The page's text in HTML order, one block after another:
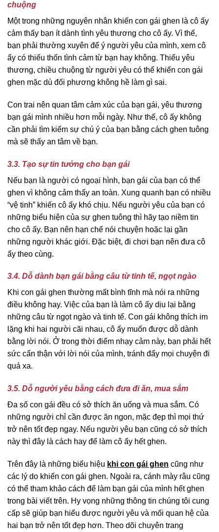
chuộng
Một trong những nguyên nhân khiến con gái ghen là cô ấy
cảm thấy bạn ít dành tình yêu thương cho cô ấy. Vì thế,
bạn phải thường xuyên để ý người yêu của mình, xem cô
ấy có thiếu thốn tình cảm từ bạn hay không. Thiếu yêu
thương, chiều chuộng từ người yêu có thể khiến con gái
ghen mặc dù đối phương không hề làm gì sai.
Con trai nên quan tâm cảm xúc của bạn gái, yêu thương
bạn gái mình nhiều hơn mỗi ngày. Như thế, cô ấy không
cần phải tìm kiếm sự chú ý của bạn bằng cách ghen tuông
mà sẽ thấy an tâm về bạn.
3.3. Tạo sự tin tưởng cho bạn gái
Nếu bạn là người có ngoại hình, bạn gái của bạn có thể
ghen vì không cảm thấy an toàn. Xung quanh bạn có nhiều
“vệ tinh” khiến cô ấy khó chịu. Nếu người yêu của bạn có
những biểu hiện của sự ghen tuông thì hãy tạo niềm tin
cho cô ấy. Bạn nên hạn chế nói chuyện hoặc lại gần
những người khác giới. Đặc biệt, đi chơi bạn nên đưa cô
ấy theo cùng.
3.4. Dỗ dành bạn gái bằng câu từ tinh tế, ngọt ngào
Khi con gái ghen thường mất bình tĩnh mà nói ra những
điều không hay. Việc của bạn là làm cô ấy dịu lại bằng
những câu từ ngọt ngào và tinh tế. Con gái không thích im
lặng khi hai người cãi nhau, cô ấy muốn được dỗ dành
bằng lời nói. Ở trong thời điểm nhạy cảm này, bạn phải hết
sức cẩn thận với lời nói của mình, tránh đẩy mọi chuyện đi
quá xa.
3.5. Dỗ người yêu bằng cách đưa đi ăn, mua sắm
Đa số con gái đều có sở thích ăn uống và mua sắm. Có
những người chỉ cần được ăn ngon, mặc đẹp thì mọi thứ
trở nên tốt đẹp ngay. Nếu người yêu bạn cũng có sở thích
này thì đây là cách hay để làm cô ấy hết ghen.
Trên đây là những biểu hiệu khi con gái ghen cũng như
các lý do khiến con gái ghen. Ngoài ra, cánh mày râu cũng
có thể tham khảo cách để làm bạn gái của mình hết ghen
trong bài viết trên. Hy vọng những thông tin chúng tôi cung
cấp sẽ giúp bạn hiểu được người yêu và mối quan hệ của
hai bạn trở nên tốt đẹp hơn. Theo dõi chuyên trang